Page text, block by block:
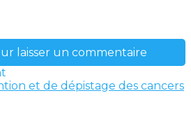
laisser un commentaire